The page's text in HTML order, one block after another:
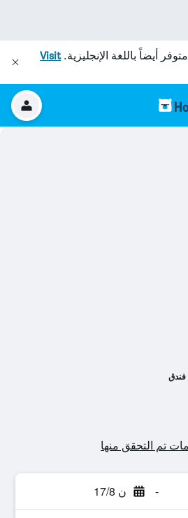
متوفر أيضاً باللغة الإنجليزية.Visit
فندق
- ن 17/8